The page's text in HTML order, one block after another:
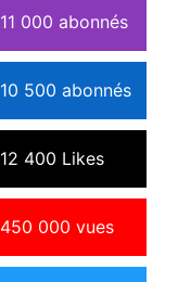
11 000 abonnés
10 500 abonnés
12 400 Likes
450 000 vues